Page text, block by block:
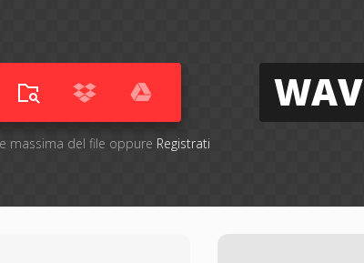
massima del file oppure Registrati
WAV